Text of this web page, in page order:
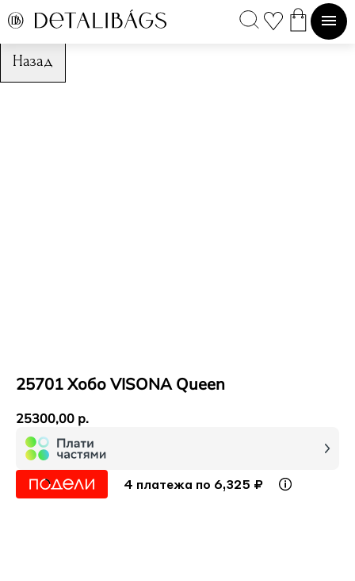
Назад
25701 Хобо VISONA Queen
25300,00 р.
4 платежа по 6,325 ₽